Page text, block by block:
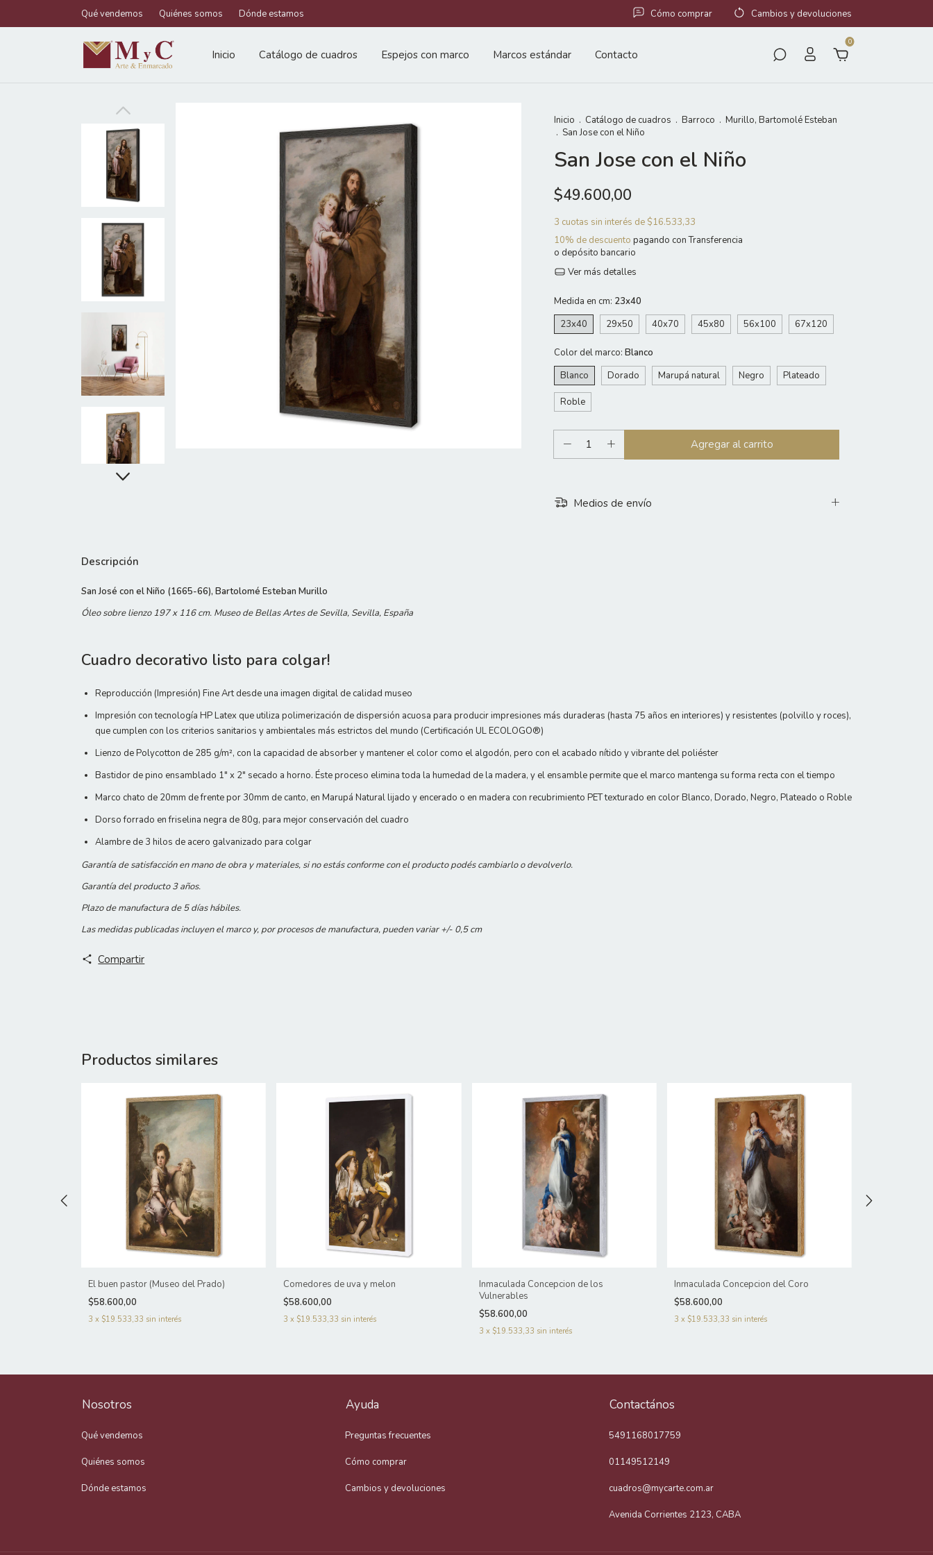
Qué vendemos Quiénes somos Dónde estamos Cómo comprar Cambios y devoluciones
Inicio Catálogo de cuadros Espejos con marco Marcos estándar Contacto
0
Inicio . Catálogo de cuadros . Barroco . Murillo, Bartomolé Esteban
. San Jose con el Niño
San Jose con el Niño
$49.600,00
3 cuotas sin interés de $16.533,33
10% de descuento pagando con Transferencia
o depósito bancario
Ver más detalles
Medida en cm: 23x40
23x40
29x50 40x70 45x80 56x100 67x120
Color del marco: Blanco
Blanco
Dorado Marupá natural Negro Plateado
Roble
Medios de envío
Descripción
San José con el Niño (1665-66), Bartolomé Esteban Murillo
Óleo sobre lienzo 197 x 116 cm. Museo de Bellas Artes de Sevilla, Sevilla, España
Cuadro decorativo listo para colgar!
Reproducción (Impresión) Fine Art desde una imagen digital de calidad museo
Impresión con tecnología HP Latex que utiliza polimerización de dispersión acuosa para producir impresiones más duraderas (hasta 75 años en interiores) y resistentes (polvillo y roces),
que cumplen con los criterios sanitarios y ambientales más estrictos del mundo (Certificación UL ECOLOGO®)
Lienzo de Polycotton de 285 g/m², con la capacidad de absorber y mantener el color como el algodón, pero con el acabado nítido y vibrante del poliéster
Bastidor de pino ensamblado 1" x 2" secado a horno. Éste proceso elimina toda la humedad de la madera, y el ensamble permite que el marco mantenga su forma recta con el tiempo
Marco chato de 20mm de frente por 30mm de canto, en Marupá Natural lijado y encerado o en madera con recubrimiento PET texturado en color Blanco, Dorado, Negro, Plateado o Roble
Dorso forrado en friselina negra de 80g, para mejor conservación del cuadro
Alambre de 3 hilos de acero galvanizado para colgar
Garantía de satisfacción en mano de obra y materiales, si no estás conforme con el producto podés cambiarlo o devolverlo.
Garantía del producto 3 años.
Plazo de manufactura de 5 días hábiles.
Las medidas publicadas incluyen el marco y, por procesos de manufactura, pueden variar +/- 0,5 cm
Compartir
Productos similares
El buen pastor (Museo del Prado)
$58.600,00
3 x $19.533,33 sin interés
Comedores de uva y melon
$58.600,00
3 x$19.533,33 sin interés
Inmaculada Concepcion de los
Vulnerables
$58.600,00
3 x $19.533,33 sin interés
Inmaculada Concepcion del Coro
$58.600,00
3 x $19.533,33 sin interés
Nosotros
Qué vendemos
Quiénes somos
Dónde estamos
Ayuda
Preguntas frecuentes
Cómo comprar
Cambios y devoluciones
Contactános
5491168017759
01149512149
cuadros@mycarte.com.ar
Avenida Corrientes 2123, CABA